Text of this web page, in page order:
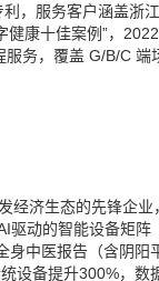
，服务客户涵盖浙
康十佳案例”，
务，覆盖 G/B/C 端
济生态的先锋企业
动的智能设备矩
中医报告（含阴
设备提升300%，数